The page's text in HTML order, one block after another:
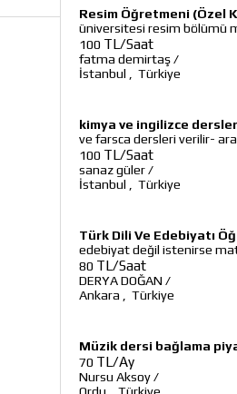
Resim Öğretmeni (Özel
üniversitesi resim bölümü
100 TL/Saat
fatma demirtaş/
İstanbul
Türkiye
kimya ve ingilizce
ve farsca dersleri verilir-
100 TL/Saat
sanaz güler/
İstanbul
Türkiye
Türk Dili Ve Edebiyatı
edebiyat değil istenirse
80 TL/Saat
DERYA DOĞAN /
Ankara
Türkiye
Müzik dersi bağlama
70 TL/Ay
Nursu Aksoy/